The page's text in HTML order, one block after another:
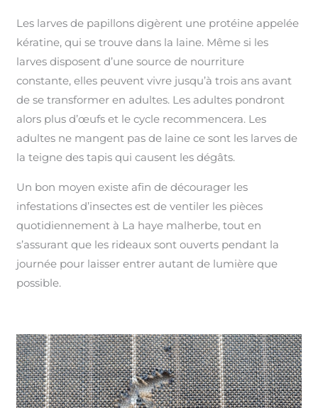
Les larves de papillons digèrent une protéine appelée
kératine, qui se trouve dans la laine. Même si les
larves disposent d’une source de nourriture
constante, elles peuvent vivre jusqu’à trois ans avant
de se transformer en adultes. Les adultes pondront
alors plus d’œufs et le cycle recommencera. Les
adultes ne mangent pas de laine ce sont les larves de
la teigne des tapis qui causent les dégâts.
Un bon moyen existe afin de décourager les
infestations d’insectes est de ventiler les pièces
quotidiennement à La haye malherbe, tout en
s’assurant que les rideaux sont ouverts pendant la
journée pour laisser entrer autant de lumière que
possible.